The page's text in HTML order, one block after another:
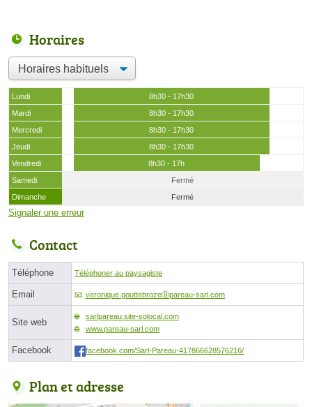
Horaires
Lundi
8h30 - 17h30
Mardi
8h30 - 17h30
Mercredi
8h30 - 17h30
Jeudi
8h30 - 17h30
Vendredi
8h30 - 17h
Samedi
Fermé
Dimanche
Fermé
Signaler une erreur
Contact
Téléphone Téléphoner au paysagiste
Email veronique.gouttebrozeⓐpareau-sarl.com
Site web
sarlpareau.site-solocal.com
www.pareau-sarl.com
Facebook facebook.com/Sarl-Pareau-417866628576216/
Plan et adresse